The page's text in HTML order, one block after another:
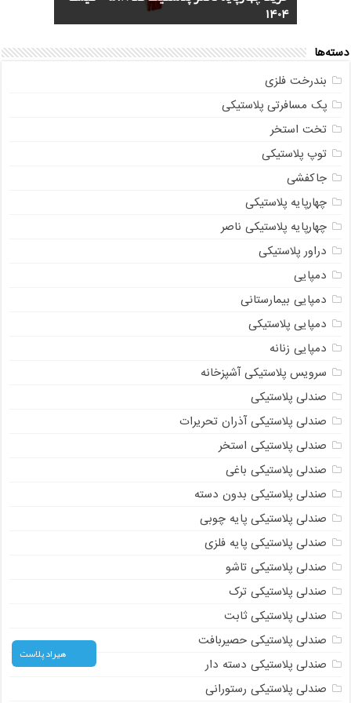
مشخصات)
1404
خرید گلدان پلاستیکی نشا به صورت عمده
ناصر + قیمت روز
مستقیم از تولیدی
دسته‌ها
بندرخت فلزی
پک مسافرتی پلاستیکی
تخت استخر
توپ پلاستیکی
جاکفشی
چهارپایه پلاستیکی
چهارپایه پلاستیکی ناصر
دراور پلاستیکی
دمپایی
دمپایی بیمارستانی
دمپایی پلاستیکی
دمپایی زنانه
سرویس پلاستیکی آشپزخانه
صندلی پلاستیکی
صندلی پلاستیکی آذران تحریرات
صندلی پلاستیکی استخر
صندلی پلاستیکی باغی
صندلی پلاستیکی بدون دسته
صندلی پلاستیکی پایه چوبی
صندلی پلاستیکی پایه فلزی
صندلی پلاستیکی تاشو
صندلی پلاستیکی ترک
صندلی پلاستیکی ثابت
صندلی پلاستیکی حصیربافت
صندلی پلاستیکی دسته دار
صندلی پلاستیکی رستورانی
هیراد پلاست